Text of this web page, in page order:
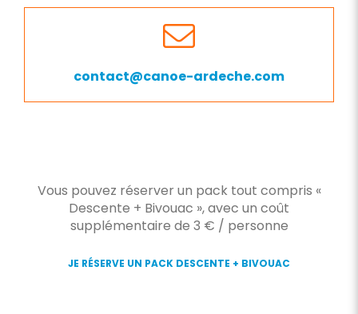
contact@canoe-ardeche.com
Vous pouvez réserver un pack tout compris «
Descente + Bivouac », avec un coût
supplémentaire de 3 € / personne
JE RÉSERVE UN PACK DESCENTE + BIVOUAC